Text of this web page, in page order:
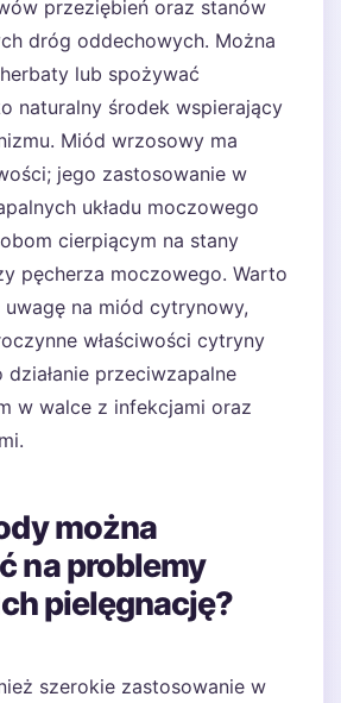
przeziębień oraz stanów
dróg oddechowych. Można
lub spożywać
naturalny środek wspierający
Miód wrzosowy ma
jego zastosowanie w
układu moczowego
cierpiącym na stany
pęcherza moczowego. Warto
na miód cytrynowy,
właściwości cytryny
przeciwzapalne
w walce z infekcjami oraz
można
na problemy
pielęgnację?
szerokie zastosowanie w